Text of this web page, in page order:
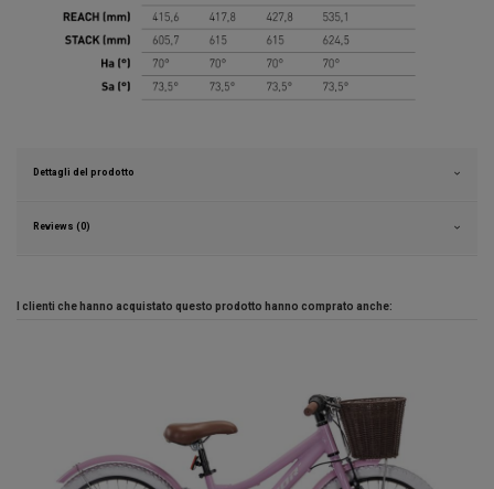
Dettagli del prodotto
Reviews (0)
I clienti che hanno acquistato questo prodotto hanno comprato anche: